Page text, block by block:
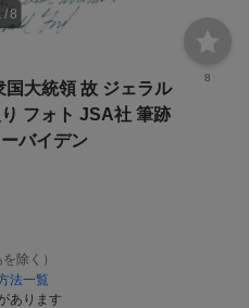
/8
8
国大統領 故 ジェラル
フォト JSA社 筆跡
バイデン
除く）
法一覧
あります